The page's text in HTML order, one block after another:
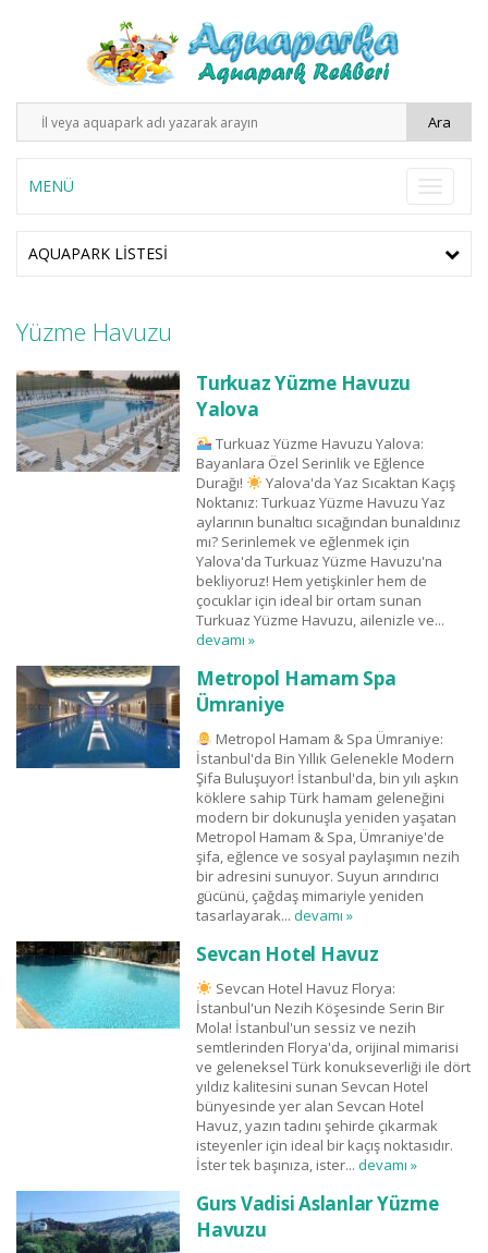
MENÜ
AQUAPARK LISTESI
Yüzme Havuzu
Turkuaz Yüzme Havuzu
Yalova
Turkuaz Yüzme Havuzu Yalova:
Bayanlara Özel Serinlik ve Eğlence
Durağı!
Yalova'da Yaz Sıcaktan Kaçış
Noktanız: Turkuaz Yüzme Havuzu Yaz
aylarının bunaltıcı sıcağından bunaldınız
mı? Serinlemek ve eğlenmek için
Yalova'da Turkuaz Yüzme Havuzu'na
bekliyoruz! Hem yetişkinler hem de
çocuklar için ideal bir ortam sunan
Turkuaz Yüzme Havuzu, ailenizle ve...
devamı »
Metropol Hamam Spa
Ümraniye
Metropol Hamam & Spa Ümraniye:
İstanbul'da Bin Yıllık Gelenekle Modern
Şifa Buluşuyor! İstanbul'da, bin yılı aşkın
köklere sahip Türk hamam geleneğini
modern bir dokunuşla yeniden yaşatan
Metropol Hamam & Spa, Ümraniye'de
şifa, eğlence ve sosyal paylaşımın nezih
bir adresini sunuyor. Suyun arındırıcı
gücünü, çağdaş mimariyle yeniden
tasarlayarak... devamı »
Sevcan Hotel Havuz
Sevcan Hotel Havuz Florya:
İstanbul'un Nezih Köşesinde Serin Bir
Mola! İstanbul'un sessiz ve nezih
semtlerinden Florya'da, orijinal mimarisi
ve geleneksel Türk konukseverliği ile dört
yıldız kalitesini sunan Sevcan Hotel
bünyesinde yer alan Sevcan Hotel
Havuz, yazın tadını şehirde çıkarmak
isteyenler için ideal bir kaçış noktasıdır.
İster tek başınıza, ister... devamı »
Gurs Vadisi Aslanlar Yüzme
Havuzu